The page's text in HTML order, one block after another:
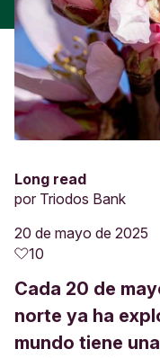
Long read
por Triodos Bank
20 de mayo de 2025
10
Cada 20 de
norte ya ha
mundo tiene